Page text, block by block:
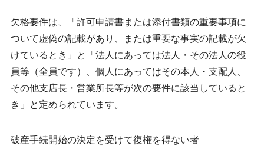
欠格要件は、「許可申請書または添付書類の重要事項に
ついて虚偽の記載があり、または重要な事実の記載が欠
けているとき」と「法人にあっては法人・その法人の役
員等（全員です）、個人にあってはその本人・支配人、
その他支店長・営業所長等が次の要件に該当していると
き」と定められています。
破産手続開始の決定を受けて復権を得ない者